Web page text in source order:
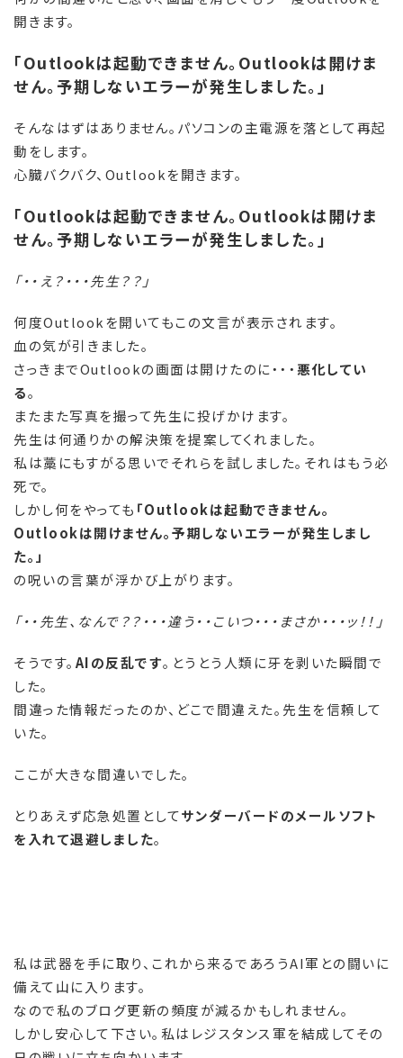
開きます。
「Outlookは起動できません。Outlookは開けま
せん。予期しないエラーが発生しました。」
そんなはずはありません。パソコンの主電源を落として再起
動をします。
心臓バクバク、Outlookを開きます。
「Outlookは起動できません。Outlookは開けま
せん。予期しないエラーが発生しました。」
「・・え？・・・先生？？」
何度Outlookを開いてもこの文言が表示されます。
血の気が引きました。
さっきまでOutlookの画面は開けたのに・・・ 悪化してい
る。
またまた写真を撮って先生に投げかけます。
先生は何通りかの解決策を提案してくれました。
私は藁にもすがる思いでそれらを試しました。それはもう必
死で。
しかし何をやっても 「Outlookは起動できません。
Outlookは開けません。予期しないエラーが発生しまし
た。」
の呪いの言葉が浮かび上がります。
「・・先生、なんで？？・・・違う・・こいつ・・・まさか・・・ッ！！」
そうです。 AIの反乱です。とうとう人類に牙を剥いた瞬間で
した。
間違った情報だったのか、どこで間違えた。先生を信頼して
いた。
ここが大きな間違いでした。
とりあえず応急処置としてサンダーバードのメールソフト
を入れて退避しました。
私は武器を手に取り、これから来るであろうAI軍との闘いに
備えて山に入ります。
なので私のブログ更新の頻度が減るかもしれません。
しかし安心して下さい。私はレジスタンス軍を結成してその